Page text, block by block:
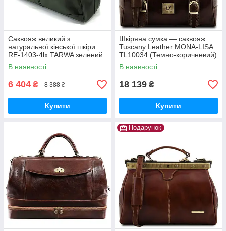
Саквояж великий з
натуральної кінської шкіри
RE-1403-4lx TARWA зелений
В наявності
6 404 ₴ 8 388 ₴
Купити
Шкіряна сумка — саквояж
Tuscany Leather MONA-LISA
TL10034 (Темно-коричневий)
В наявності
18 139 ₴
Купити
Подарунок